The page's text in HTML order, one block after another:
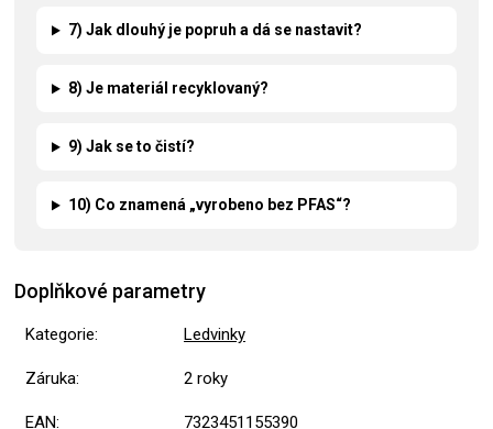
7) Jak dlouhý je popruh a dá se nastavit?
8) Je materiál recyklovaný?
9) Jak se to čistí?
10) Co znamená „vyrobeno bez PFAS“?
Doplňkové parametry
Kategorie: Ledvinky
Záruka: 2 roky
EAN: 7323451155390